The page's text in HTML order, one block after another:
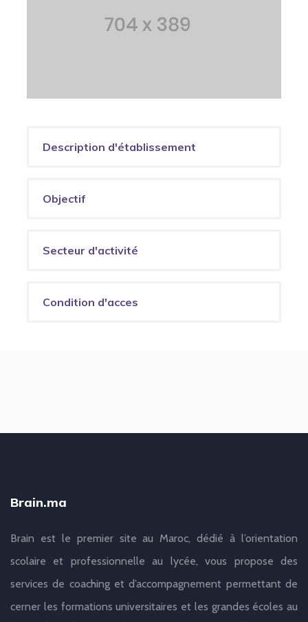
Description d'établissement
Objectif
Secteur d'activité
Condition d'acces
Brain.ma
Brain est le premier site au Maroc, dédié à l’orientation
scolaire et professionnelle au lycée, vous propose des
services de coaching et d’accompagnement permettant de
cerner les formations universitaires et les grandes écoles au